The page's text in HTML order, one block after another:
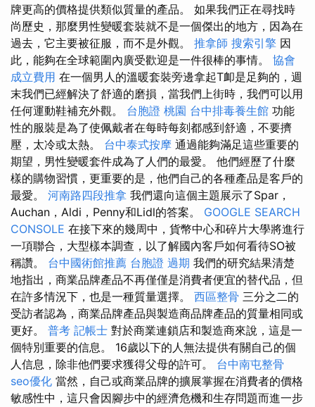
牌更高的價格提供類似質量的產品。 如果我們正在尋找時
尚歷史，那麼男性變暖套裝就不是一個傑出的地方，因為在
過去，它主要被征服，而不是外觀。 推拿師 搜索引擎 因
此，能夠在全球範圍內廣受歡迎是一件很棒的事情。 協會
成立費用 在一個男人的溫暖套裝旁邊拿起T卹是足夠的，週
末我們已經解決了舒適的磨損，當我們上街時，我們可以用
任何運動鞋補充外觀。 台胞證 桃園 台中排毒養生館 功能
性的服裝是為了使佩戴者在每時每刻都感到舒適，不要擠
壓，太冷或太熱。 台中泰式按摩 通過能夠滿足這些重要的
期望，男性變暖套件成為了人們的最愛。 他們經歷了什麼
樣的購物習慣，更重要的是，他們自己的各種產品是客戶的
最愛。 河南路四段推拿 我們還向這個主題展示了Spar，
Auchan，Aldi，Penny和Lidl的答案。 GOOGLE SEARCH
CONSOLE 在接下來的幾周中，貨幣中心和碎片大學將進行
一項聯合，大型樣本調查，以了解國內客戶如何看待SO被
稱讚。 台中國術館推薦 台胞證 過期 我們的研究結果清楚
地指出，商業品牌產品不再僅僅是消費者便宜的替代品，但
在許多情況下，也是一種質量選擇。 西區整骨 三分之二的
受訪者認為，商業品牌產品與製造商品牌產品的質量相同或
更好。 普考 記帳士 對於商業連鎖店和製造商來說，這是一
個特別重要的信息。 16歲以下的人無法提供有關自己的個
人信息，除非他們要求獲得父母的許可。 台中南屯整骨
seo優化 當然，自己或商業品牌的擴展掌握在消費者的價格
敏感性中，這只會因腳步中的經濟危機和生存問題而進一步